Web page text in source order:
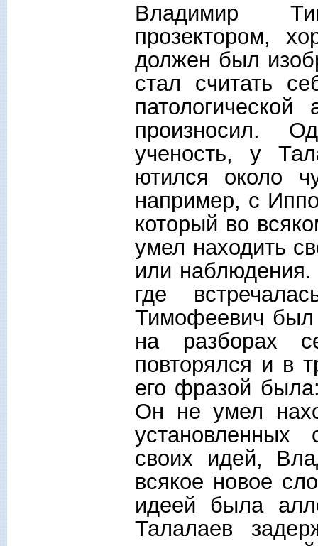
Владимир
прозектором,
должен был
стал считать
произносил.
ученость, у
ютился около
например, с
который во
умел находить
или
где
Тимофеевич был
на разборах
повторялся и в
его фразой
Он не умел
установленных
своих идей,
всякое новое
идеей была
Талалаев